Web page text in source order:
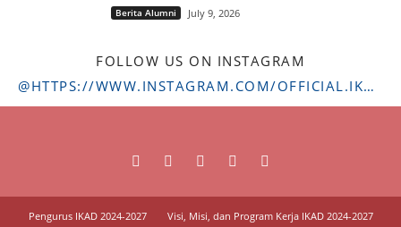
Berita Alumni July 9, 2026
FOLLOW US ON INSTAGRAM
@HTTPS://WWW.INSTAGRAM.COM/OFFICIAL.IKADSTFDRIYARKARA/
Pengurus IKAD 2024-2027 Visi, Misi, dan Program Kerja IKAD 2024-2027